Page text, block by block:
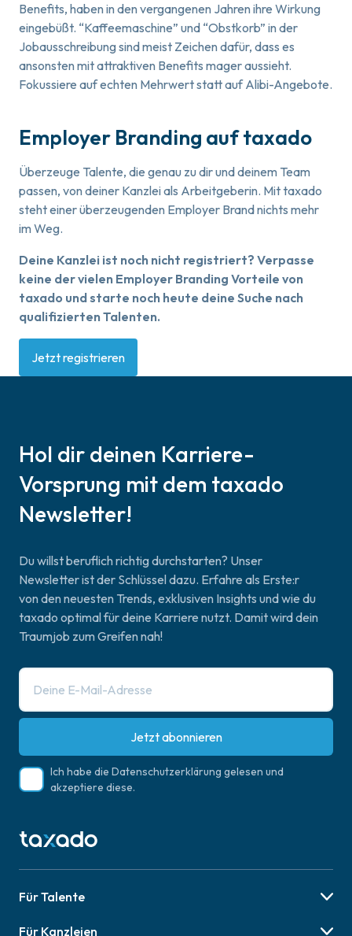
Benefits, haben in den vergangenen Jahren ihre Wirkung
eingebüßt. “Kaffeemaschine” und “Obstkorb” in der
Jobausschreibung sind meist Zeichen dafür, dass es
ansonsten mit attraktiven Benefits mager aussieht.
Fokussiere auf echten Mehrwert statt auf Alibi-Angebote.
Employer Branding auf taxado
Überzeuge Talente, die genau zu dir und deinem Team
passen, von deiner Kanzlei als Arbeitgeberin. Mit taxado
steht einer überzeugenden Employer Brand nichts mehr
im Weg.
Deine Kanzlei ist noch nicht registriert? Verpasse
keine der vielen Employer Branding Vorteile von
taxado und starte noch heute deine Suche nach
qualifizierten Talenten.
Jetzt registrieren
Hol dir deinen Karriere-
Vorsprung mit dem taxado
Newsletter!
Du willst beruflich richtig durchstarten? Unser
Newsletter ist der Schlüssel dazu. Erfahre als Erste:r
von den neuesten Trends, exklusiven Insights und wie du
taxado optimal für deine Karriere nutzt. Damit wird dein
Traumjob zum Greifen nah!
Jetzt abonnieren
Ich habe die Datenschutzerklärung gelesen und
akzeptiere diese.
Für Talente
Für Kanzleien